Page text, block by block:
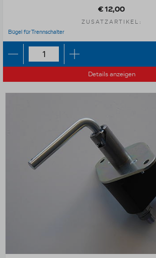
€ 12,00
ZUSATZARTIKEL:
Bügel für Trennschalter
Details anzeigen